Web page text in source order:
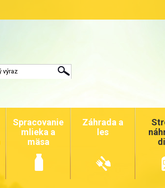
Spracovanie
mlieka a
mäsa
Záhrada a
les